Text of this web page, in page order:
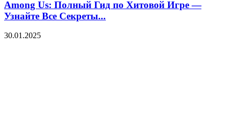
Among Us: Полный Гид по Хитовой Игре —
Узнайте Все Секреты...
30.01.2025